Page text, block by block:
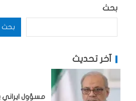
بحث
بحث
آخر تحديث
مسؤول ايراني